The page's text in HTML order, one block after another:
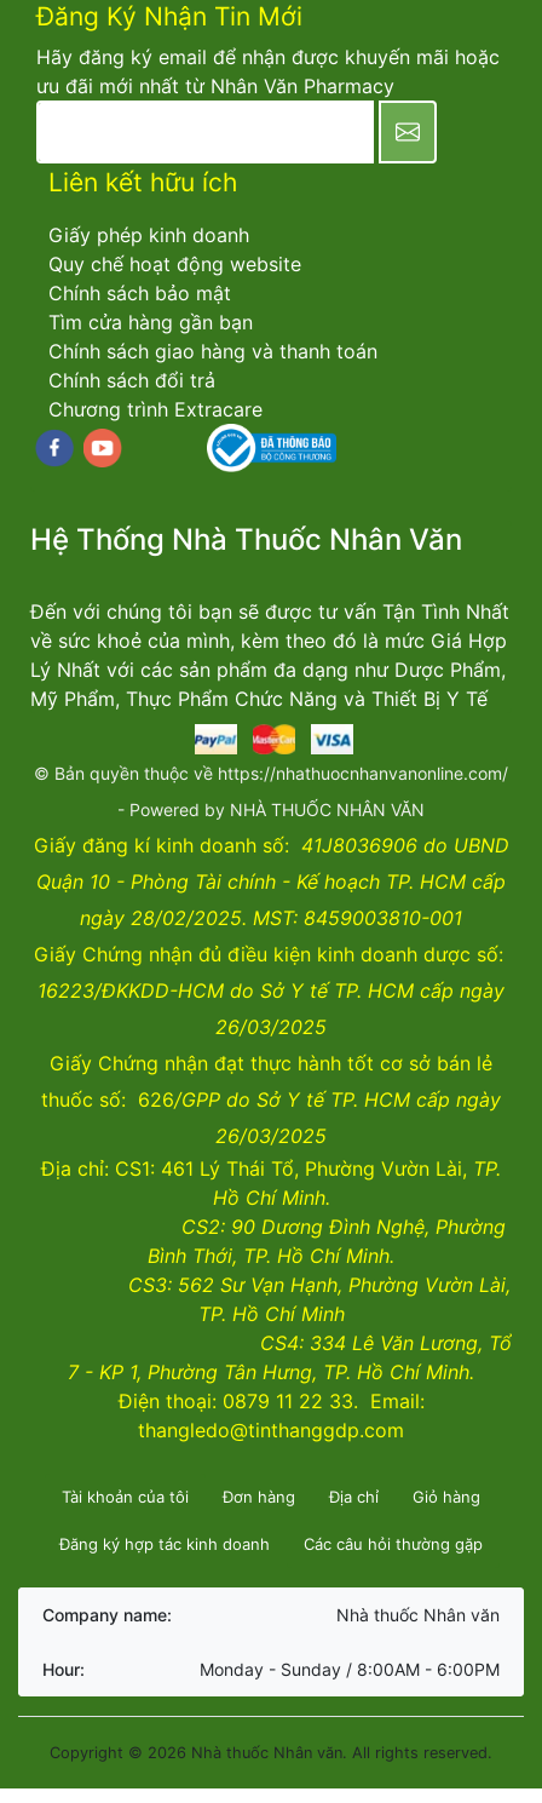
Đăng Ký Nhận Tin Mới
Hãy đăng ký email để nhận được khuyến mãi hoặc
ưu đãi mới nhất từ Nhân Văn Pharmacy
Liên kết hữu ích
Giấy phép kinh doanh
Quy chế hoạt động website
Chính sách bảo mật
Tìm cửa hàng gần bạn
Chính sách giao hàng và thanh toán
Chính sách đổi trả
Chương trình Extracare
Facebookyoutube
Hệ Thống Nhà Thuốc Nhân Văn
Đến với chúng tôi bạn sẽ được tư vấn Tận Tình Nhất
về sức khoẻ của mình, kèm theo đó là mức Giá Hợp
Lý Nhất với các sản phẩm đa dạng như Dược Phẩm,
Mỹ Phẩm, Thực Phẩm Chức Năng và Thiết Bị Y Tế
© Bản quyền thuộc về https://nhathuocnhanvanonline.com/
- Powered by NHÀ THUỐC NHÂN VĂN
Giấy đăng kí kinh doanh số: 41J8036906 do UBND
Quận 10 - Phòng Tài chính - Kế hoạch TP. HCM cấp
ngày 28/02/2025. MST: 8459003810-001
Giấy Chứng nhận đủ điều kiện kinh doanh dược số:
16223/ĐKKDD-HCM do Sở Y tế TP. HCM cấp ngày
26/03/2025
Giấy Chứng nhận đạt thực hành tốt cơ sở bán lẻ
thuốc số: 626/GPP do Sở Y tế TP. HCM cấp ngày
26/03/2025
Địa chỉ: CS1: 461 Lý Thái Tổ, Phường Vườn Lài, TP.
Hồ Chí Minh.
CS2: 90 Dương Đình Nghệ, Phường
Bình Thới, TP. Hồ Chí Minh.
CS3: 562 Sư Vạn Hạnh, Phường Vườn Lài,
TP. Hồ Chí Minh
CS4: 334 Lê Văn Lương, Tổ
7 - KP 1, Phường Tân Hưng, TP. Hồ Chí Minh.
Điện thoại: 0879 11 22 33. Email:
thangledo@tinthanggdp.com
Tài khoản của tôi Đơn hàng Địa chỉ Giỏ hàng
Đăng ký hợp tác kinh doanh Các câu hỏi thường gặp
Company name: Nhà thuốc Nhân văn
Hour: Monday - Sunday / 8:00AM - 6:00PM
Copyright © 2026 Nhà thuốc Nhân văn. All rights reserved.